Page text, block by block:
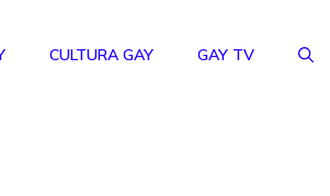
CULTURA GAY GAY TV